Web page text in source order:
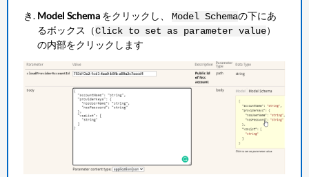
Model Schema をクリックし、Model Schemaの下にあ
るボックス（Click to set as parameter value）
の内部をクリックします